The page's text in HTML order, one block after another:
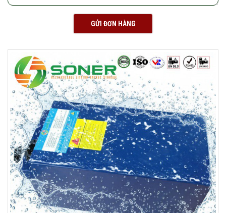
GỬI ĐƠN HÀNG